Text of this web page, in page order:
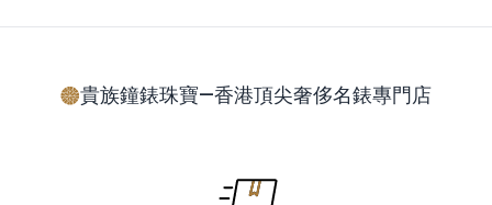
貴族鐘錶珠寶—香港頂尖奢侈名錶專門店